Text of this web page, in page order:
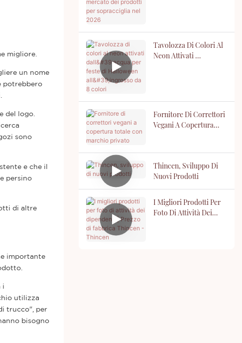
migliore.
un nome
potrebbero
del logo.
sono
e che il
persino
di altre
importante
i
utilizza
trucco", per
bisogno
Tavolozza Di Colori Al
Neon Attivati ​​
Fornitore Di Correttori
Vegani A Copertura
Thincen, Sviluppo Di
Nuovi Prodotti
I Migliori Prodotti Per
Foto Di Attività Dei